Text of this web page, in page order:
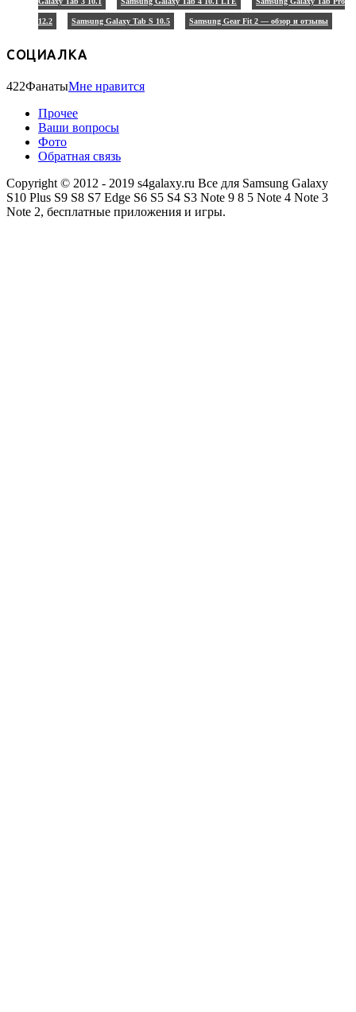
12.2 Samsung Galaxy Tab S 10.5 Samsung Gear Fit 2 — обзор и отзывы
СОЦИАЛКА
422ФанатыМне нравится
Прочее
Ваши вопросы
Фото
Обратная связь
Copyright © 2012 - 2019 s4galaxy.ru Все для Samsung Galaxy
S10 Plus S9 S8 S7 Edge S6 S5 S4 S3 Note 9 8 5 Note 4 Note 3
Note 2, бесплатные приложения и игры.